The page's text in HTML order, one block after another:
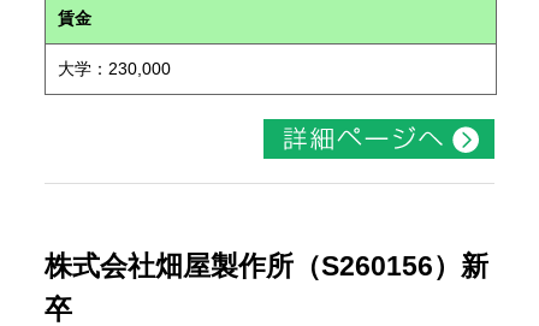
賃金
大学：230,000
株式会社畑屋製作所（S260156）新
卒